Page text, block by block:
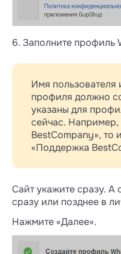
6. Заполните профиль
Имя
профиля должно
указаны для
сейчас.
BestCompany», то
«Поддержка
Сайт укажите сразу.
сразу или позднее в
Нажмите «Далее».